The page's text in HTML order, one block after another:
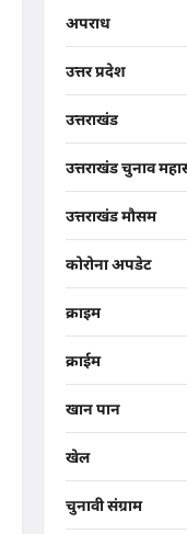
अपराध
उत्तर प्रदेश
उत्तराखंड
उत्तराखंड चुनाव
उत्तराखंड मौसम
कोरोना अपडेट
क्राइम
क्राईम
खान पान
खेल
चुनावी संग्राम